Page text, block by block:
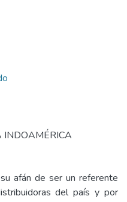
INDOAMÉRICA
afán de ser un referente
del país y por